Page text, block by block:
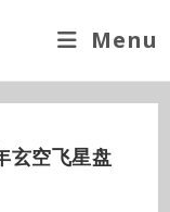
Menu
玄空飞星盘